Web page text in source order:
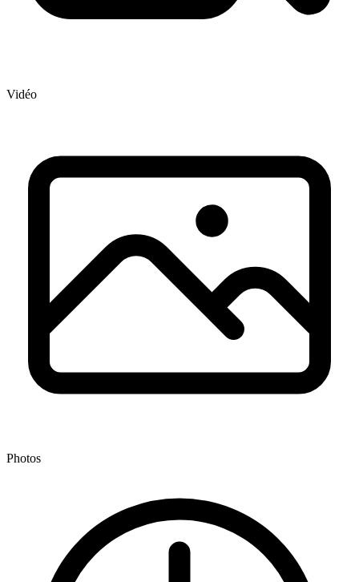
Vidéo
Photos